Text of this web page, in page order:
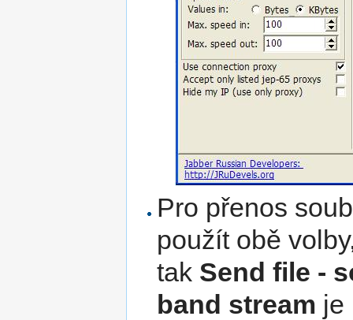
Pro přenos
použít obě
tak Send file -
band stream je